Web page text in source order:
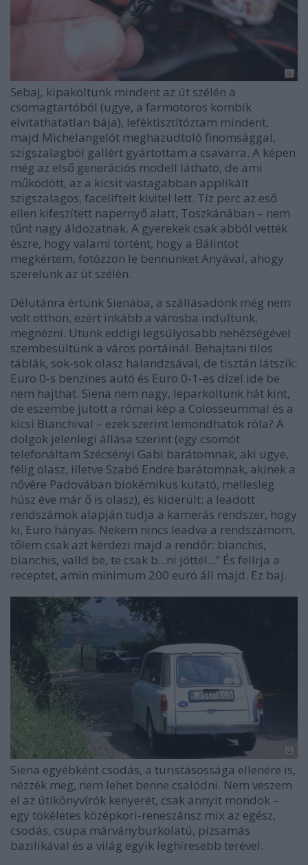
Sebaj, kipakoltunk mindent az út szélén a
csomagtartóból (ugye, a farmotoros kombik
elvitathatatlan bája), leféktisztítóztam mindent,
majd Michelangelót meghazudtoló finomsággal,
szigszalagból gallért gyártottam a csavarra. A képen
még az első generációs modell látható, de ami
működött, az a kicsit vastagabban applikált
szigszalagos, faceliftelt kivitel lett. Tíz perc az eső
ellen kifeszített napernyő alatt, Toszkánában – nem
tűnt nagy áldozatnak. A gyerekek csak abból vették
észre, hogy valami történt, hogy a Bálintot
megkértem, fotózzon le bennünket Anyával, ahogy
szerelünk az út szélén.
Délutánra értünk Sienába, a szállásadónk még nem
volt otthon, ezért inkább a városba indultunk,
megnézni. Utunk eddigi legsúlyosabb nehézségével
szembesültünk a város portáinál. Behajtani tilos
táblák, sok-sok olasz halandzsával, de tisztán látszik:
Euro 0-s benzines autó és Euro 0-1-es dízel ide be
nem hajthat. Siena nem nagy, leparkoltunk hát kint,
de eszembe jutott a római kép a Colosseummal és a
kicsi Bianchival – ezek szerint lemondhatok róla? A
dolgok jelenlegi állása szerint (egy csomót
telefonáltam Szécsényi Gabi barátomnak, aki ugye,
félig olasz, illetve Szabó Endre barátomnak, akinek a
nővére Padovában biokémikus kutató, mellesleg
húsz éve már ő is olasz), és kiderült: a leadott
rendszámok alapján tudja a kamerás rendszer, hogy
ki, Euro hányas. Nekem nincs leadva a rendszámom,
tőlem csak azt kérdezi majd a rendőr: bianchis,
bianchis, valld be, te csak b...ni jöttél...” És felírja a
receptet, amin minimum 200 euró áll majd. Ez baj.
Siena egyébként csodás, a turistásossága ellenére is,
nézzék meg, nem lehet benne csalódni. Nem veszem
el az útikönyvírók kenyerét, csak annyit mondok –
egy tökéletes középkori-reneszánsz mix az egész,
csodás, csupa márványburkolatú, pizsamás
bazilikával és a világ egyik leghíresebb terével.